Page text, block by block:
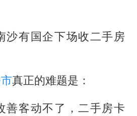
香港刷新1884年以来最高气温纪录
景区回应“麦积山石窟看完需2000元”
沙有国企下场收二手房
真正的难题是：
善客动不了，二手房卡